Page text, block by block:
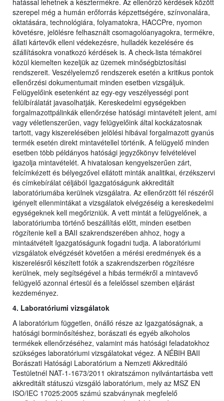
hatással lehetnek a késztermékre. Az ellenőrző kérdések között
szerepel még a humán erőforrás képzettségére, színvonalára,
oktatására, technológiára, folyamatokra, HACCPre, nyomon
követésre, jelölésre felhasznált csomagolóanyagokra, termékre,
állati kártevők elleni védekezésre, hulladék kezelésére és
szállításokra vonatkozó kérdések is. A check-lista témakörei
közül kiemelten kezeljük az üzemek minőségbiztosítási
rendszereit. Veszélyelemző rendszerek esetén a kritikus pontok
ellenőrzési dokumentumait minden esetben vizsgáljuk.
Felügyelőink esetenként az egy-egy veszélyességi pont
felülbírálatát javasolhatják. Kereskedelmi egységekben
forgalmazottpálinkák ellenőrzése hatósági mintavételt jelent, ami
vagy véletlenszerűen, vagy felügyelőink által kockázatosnak
tartott, vagy kiszerelésében jelölési hibával forgalmazott gyanús
termék esetén direkt mintavétellel történik. A felügyelő minden
esetben több példányos hatósági jegyzőkönyv felvételével
igazolja mintavételét. A hivatalosan kengyelszerűen zárt,
felcímkézett és bélyegzővel ellátott minták analitikai, érzékszervi
és címkebírálat céljából Igazgatóságunk akkreditált
laboratóriumába kerülnek vizsgálatra. Az ellenőrzött fél részéről
igényelt ellenmintákat a vizsgálatok elvégzéséig a kereskedelmi
egységeknek kell megőrizniük. A vett mintát a felügyelőnek, a
laboratóriumba történő beszállítás előtt, minden esetben
rögzítenie kell a BAII szakrendszerében ahhoz, hogy a
mintaátvételt Igazgatóságunk fogadni tudja. A laboratóriumi
vizsgálatok elvégzését követően a mérési eredmények és a
kiszerelésről készített fotók a szakrendszerben rögzítésre
kerülnek, mely segítségével a hibás termékről a mintavevő
felügyelő azonnal értesül és a felelőssel szemben eljárást
kezdeményez.
4. Laboratóriumi vizsgálatok
A laboratórium független, önálló része az Igazgatóságnak, a
hatósági borminősítéshez, borászati és egyéb alkoholos
termékek ellenőrzéséhez, valamint más hatósági feladatokhoz
szükséges laboratóriumi vizsgálatokat végez. A NÉBIH BAII
Borászati Hatósági Laboratórium a Nemzeti Akkreditáló
Testületnél NAT-1-1673/2011 okiratszámon nyilvántartásba vett
akkreditált státuszú vizsgáló laboratórium, mely az MSZ EN
ISO/IEC 17025:2005 számú szabványnak megfelelő